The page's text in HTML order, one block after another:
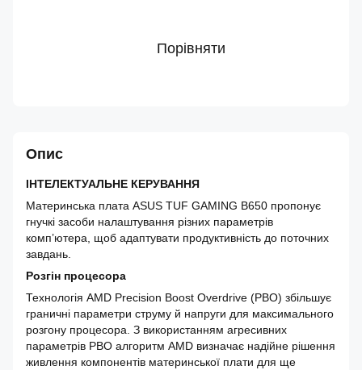
Порівняти
Опис
ІНТЕЛЕКТУАЛЬНЕ КЕРУВАННЯ
Материнська плата ASUS TUF GAMING B650 пропонує
гнучкі засоби налаштування різних параметрів
комп’ютера, щоб адаптувати продуктивність до поточних
завдань.
Розгін процесора
Технологія AMD Precision Boost Overdrive (PBO) збільшує
граничні параметри струму й напруги для максимального
розгону процесора. З використанням агресивних
параметрів PBO алгоритм AMD визначає надійне рішення
живлення компонентів материнської плати для ще